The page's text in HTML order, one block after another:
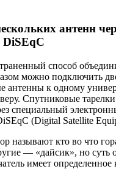
антенн
DiSEqC
способ
можно подключить
антенны к одному
Спутниковые тарелки
специальный
(Digital Satellite
называют кто во что
— «дайсик», но суть
имеет определенное